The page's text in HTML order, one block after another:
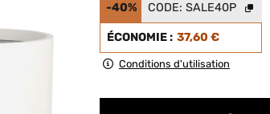
-40% CODE: SALE40P
ÉCONOMIE : 37,60 €
Conditions d'utilisation